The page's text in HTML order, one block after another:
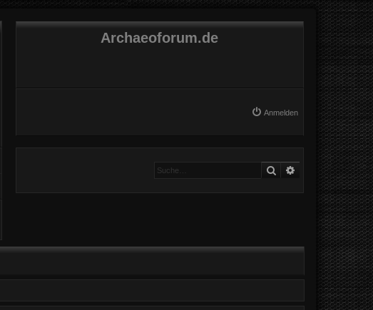
Archaeoforum.de
Anmelden
Suche Erweiterte Suche